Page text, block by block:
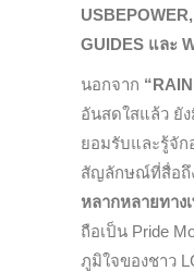
GUIDES และ
นอกจาก “
อันสดใสแล้ว ยั
ยอมรับและรู้จัก
สัญลักษณ์ที่สื่อถึ
หลากหลายทาง
ถือเป็น Pride
ภูมิใจของชาว